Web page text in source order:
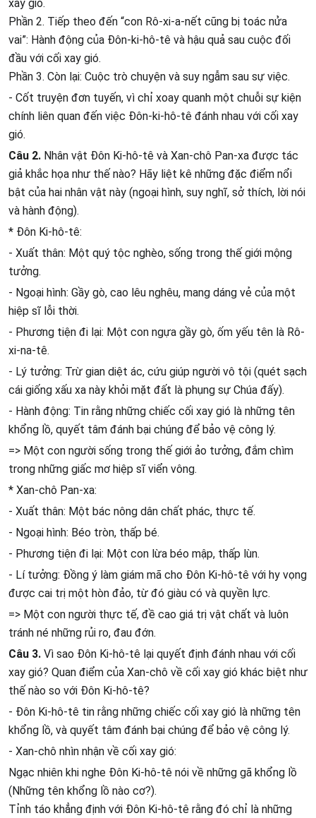
xay gió.
Phần 2. Tiếp theo đến “con Rô-xi-a-nết cũng bị toác nửa
vai”: Hành động của Đôn-ki-hô-tê và hậu quả sau cuộc đối
đầu với cối xay gió.
Phần 3. Còn lại: Cuộc trò chuyện và suy ngẫm sau sự việc.
- Cốt truyện đơn tuyến, vì chỉ xoay quanh một chuỗi sự kiện
chính liên quan đến việc Đôn-ki-hô-tê đánh nhau với cối xay
gió.
Câu 2. Nhân vật Đôn Ki-hô-tê và Xan-chô Pan-xa được tác
giả khắc họa như thế nào? Hãy liệt kê những đặc điểm nổi
bật của hai nhân vật này (ngoại hình, suy nghĩ, sở thích, lời nói
và hành động).
* Đôn Ki-hô-tê:
- Xuất thân: Một quý tộc nghèo, sống trong thế giới mộng
tưởng.
- Ngoại hình: Gầy gò, cao lêu nghêu, mang dáng vẻ của một
hiệp sĩ lỗi thời.
- Phương tiện đi lại: Một con ngựa gầy gò, ốm yếu tên là Rô-
xi-na-tê.
- Lý tưởng: Trừ gian diệt ác, cứu giúp người vô tội (quét sạch
cái giống xấu xa này khỏi mặt đất là phụng sự Chúa đấy).
- Hành động: Tin rằng những chiếc cối xay gió là những tên
khổng lồ, quyết tâm đánh bại chúng để bảo vệ công lý.
=> Một con người sống trong thế giới ảo tưởng, đắm chìm
trong những giấc mơ hiệp sĩ viển vông.
* Xan-chô Pan-xa:
- Xuất thân: Một bác nông dân chất phác, thực tế.
- Ngoại hình: Béo tròn, thấp bé.
- Phương tiện đi lại: Một con lừa béo mập, thấp lùn.
- Lí tưởng: Đồng ý làm giám mã cho Đôn Ki-hô-tê với hy vọng
được cai trị một hòn đảo, từ đó giàu có và quyền lực.
=> Một con người thực tế, đề cao giá trị vật chất và luôn
tránh né những rủi ro, đau đớn.
Câu 3. Vì sao Đôn Ki-hô-tê lại quyết định đánh nhau với cối
xay gió? Quan điểm của Xan-chô về cối xay gió khác biệt như
thế nào so với Đôn Ki-hô-tê?
- Đôn Ki-hô-tê tin rằng những chiếc cối xay gió là những tên
khổng lồ, và quyết tâm đánh bại chúng để bảo vệ công lý.
- Xan-chô nhìn nhận về cối xay gió:
Ngạc nhiên khi nghe Đôn Ki-hô-tê nói về những gã khổng lồ
(Những tên khổng lồ nào cơ?).
Tỉnh táo khẳng định với Đôn Ki-hô-tê rằng đó chỉ là những